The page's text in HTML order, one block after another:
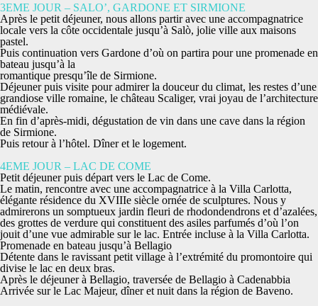
3EME JOUR – SALO’, GARDONE ET SIRMIONE
Après le petit déjeuner, nous allons partir avec une accompagnatrice
locale vers la côte occidentale jusqu’à Salò, jolie ville aux maisons
pastel.
Puis continuation vers Gardone d’où on partira pour une promenade en
bateau jusqu’à la
romantique presqu’île de Sirmione.
Déjeuner puis visite pour admirer la douceur du climat, les restes d’une
grandiose ville romaine, le château Scaliger, vrai joyau de l’architecture
médiévale.
En fin d’après-midi, dégustation de vin dans une cave dans la région
de Sirmione.
Puis retour à l’hôtel. Dîner et le logement.
4EME JOUR – LAC DE COME
Petit déjeuner puis départ vers le Lac de Come.
Le matin, rencontre avec une accompagnatrice à la Villa Carlotta,
élégante résidence du XVIIIe siècle ornée de sculptures. Nous y
admirerons un somptueux jardin fleuri de rhodondendrons et d’azalées,
des grottes de verdure qui constituent des asiles parfumés d’où l’on
jouit d’une vue admirable sur le lac. Entrée incluse à la Villa Carlotta.
Promenade en bateau jusqu’à Bellagio
Détente dans le ravissant petit village à l’extrémité du promontoire qui
divise le lac en deux bras.
Après le déjeuner à Bellagio, traversée de Bellagio à Cadenabbia
Arrivée sur le Lac Majeur, dîner et nuit dans la région de Baveno.